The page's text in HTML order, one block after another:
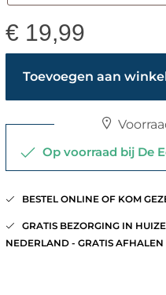
€ 19,99
Toevoegen aan
Op voorraad bij De
BESTEL ONLINE OF KOM
GRATIS BEZORGING IN
NEDERLAND - GRATIS